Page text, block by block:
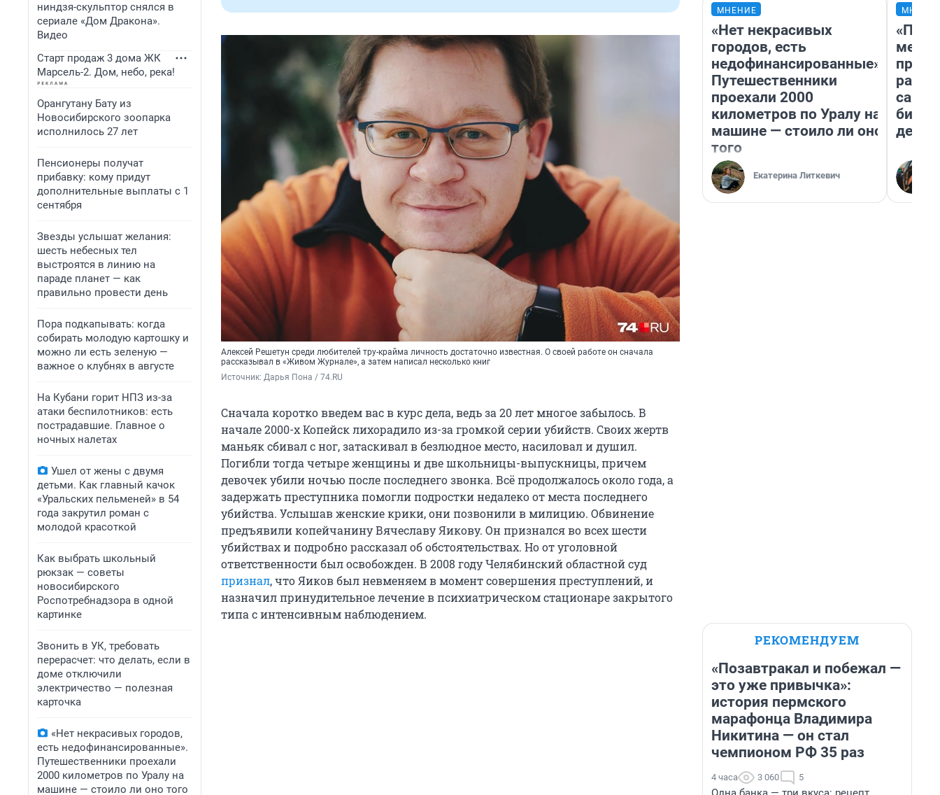
ниндзя-скульптор снялся в
сериале «Дом Дракона».
Видео
Старт продаж 3 дома ЖК
Марсель-2. Дом, небо, река!
Орангутану Бату из
Новосибирского зоопарка
исполнилось 27 лет
Пенсионеры получат
прибавку: кому придут
дополнительные выплаты с 1
сентября
Звезды услышат желания:
шесть небесных тел
выстроятся в линию на
параде планет — как
правильно провести день
Пора подкапывать: когда
собирать молодую картошку и
можно ли есть зеленую —
важное о клубнях в августе
На Кубани горит НПЗ из-за
атаки беспилотников: есть
пострадавшие. Главное о
ночных налетах
Ушел от жены с двумя
детьми. Как главный качок
«Уральских пельменей» в 54
года закрутил роман с
молодой красоткой
Как выбрать школьный
рюкзак — советы
новосибирского
Роспотребнадзора в одной
картинке
Звонить в УК, требовать
перерасчет: что делать, если в
доме отключили
электричество — полезная
карточка
«Нет некрасивых городов,
есть недофинансированные».
Путешественники проехали
2000 километров по Уралу на
машине — стоило ли оно того
Алексей Решетун среди любителей тру-крайма личность достаточно известная. О своей работе он сначала
рассказывал в «Живом Журнале», а затем написал несколько книг
Источник: Дарья Пона / 74.RU
Сначала коротко введем вас в курс дела, ведь за 20 лет многое забылось. В
начале 2000-х Копейск лихорадило из-за громкой серии убийств. Своих жертв
маньяк сбивал с ног, затаскивал в безлюдное место, насиловал и душил.
Погибли тогда четыре женщины и две школьницы-выпускницы, причем
девочек убили ночью после последнего звонка. Всё продолжалось около года, а
задержать преступника помогли подростки недалеко от места последнего
убийства. Услышав женские крики, они позвонили в милицию. Обвинение
предъявили копейчанину Вячеславу Яикову. Он признался во всех шести
убийствах и подробно рассказал об обстоятельствах. Но от уголовной
ответственности был освобожден. В 2008 году Челябинский областной суд
признал, что Яиков был невменяем в момент совершения преступлений, и
назначил принудительное лечение в психиатрическом стационаре закрытого
типа с интенсивным наблюдением.
МНЕНИЕ
«Нет некрасивых
городов, есть
недофинансированные».
Путешественники
проехали 2000
километров по Уралу на
машине — стоило ли оно
того
Екатерина Литкевич
РЕКОМЕНДУЕМ
«Позавтракал и побежал —
это уже привычка»:
история пермского
марафонца Владимира
Никитина — он стал
чемпионом РФ 35 раз
4 часа 3 060 5